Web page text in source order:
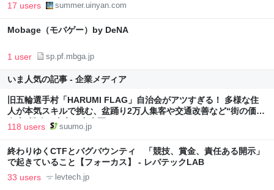
17 users summer.uinyan.com
Mobage（モバゲー）by DeNA
1 user sp.pf.mbga.jp
いま人気の記事 - 企業メディア
旧五輪選手村「HARUMI FLAG」自治会がアツすぎる！ 多様な住
人が本気スキルで挑む、盆踊り2万人集客や交通改善など“街の価値
向上”戦略 東京・中央区
118 users suumo.jp
終わりゆくCTFとバグバウンティ 「競技、賞金、責任ある開示」
で起きていること【フォーカス】 - レバテックLAB
33 users levtech.jp